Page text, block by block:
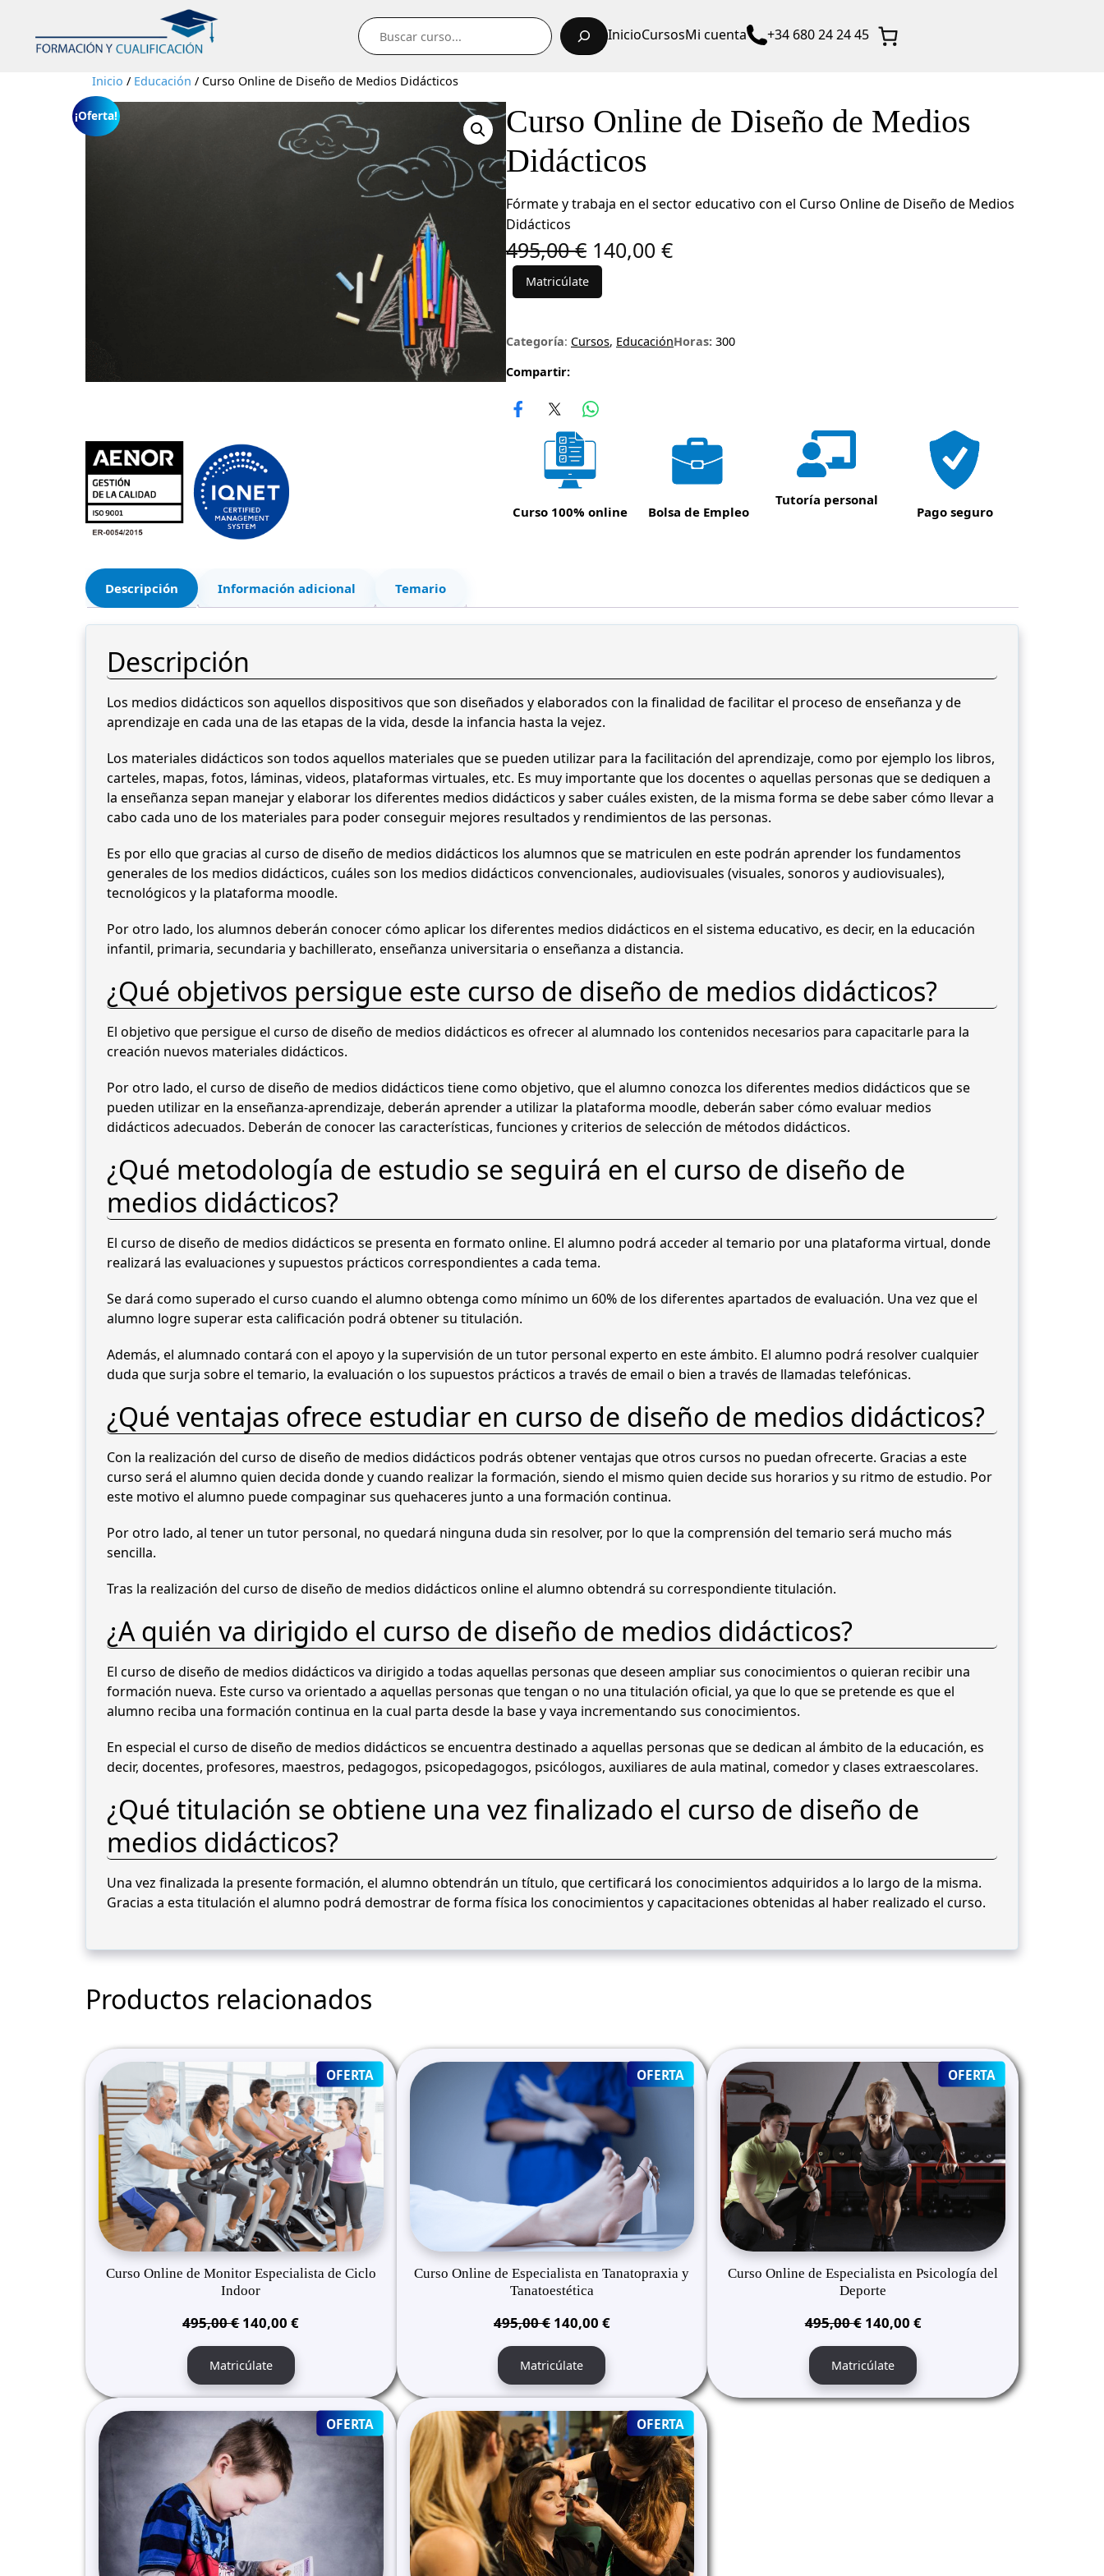
Buscar
InicioCursosMi cuenta +34 680 24 24 45
Inicio / Educación / Curso Online de Diseño de Medios Didácticos
¡Oferta!
Curso Online de Diseño de Medios
Didácticos
Fórmate y trabaja en el sector educativo con el Curso Online de Diseño de Medios
Didácticos
495,00€ E
r
c
r
i
a
l
e
r
a
:
4
9
,
0
0
.
140,00 €E
r
o
a
c
a
e
s
1
4
0
,
0
€
.
C
s
o
e
ñ
e
M
e
i
o
s
D
d
á
t
s
a
i
d
a
Matricúlate
Categoría: Cursos, EducaciónHoras: 300
Compartir:
Curso 100% online Bolsa de Empleo
Tutoría personal
Pago seguro
Descripción Información adicional Temario
Descripción
Los medios didácticos son aquellos dispositivos que son diseñados y elaborados con la finalidad de facilitar el proceso de enseñanza y de
aprendizaje en cada una de las etapas de la vida, desde la infancia hasta la vejez.
Los materiales didácticos son todos aquellos materiales que se pueden utilizar para la facilitación del aprendizaje, como por ejemplo los libros,
carteles, mapas, fotos, láminas, videos, plataformas virtuales, etc. Es muy importante que los docentes o aquellas personas que se dediquen a
la enseñanza sepan manejar y elaborar los diferentes medios didácticos y saber cuáles existen, de la misma forma se debe saber cómo llevar a
cabo cada uno de los materiales para poder conseguir mejores resultados y rendimientos de las personas.
Es por ello que gracias al curso de diseño de medios didácticos los alumnos que se matriculen en este podrán aprender los fundamentos
generales de los medios didácticos, cuáles son los medios didácticos convencionales, audiovisuales (visuales, sonoros y audiovisuales),
tecnológicos y la plataforma moodle.
Por otro lado, los alumnos deberán conocer cómo aplicar los diferentes medios didácticos en el sistema educativo, es decir, en la educación
infantil, primaria, secundaria y bachillerato, enseñanza universitaria o enseñanza a distancia.
¿Qué objetivos persigue este curso de diseño de medios didácticos?
El objetivo que persigue el curso de diseño de medios didácticos es ofrecer al alumnado los contenidos necesarios para capacitarle para la
creación nuevos materiales didácticos.
Por otro lado, el curso de diseño de medios didácticos tiene como objetivo, que el alumno conozca los diferentes medios didácticos que se
pueden utilizar en la enseñanza-aprendizaje, deberán aprender a utilizar la plataforma moodle, deberán saber cómo evaluar medios
didácticos adecuados. Deberán de conocer las características, funciones y criterios de selección de métodos didácticos.
¿Qué metodología de estudio se seguirá en el curso de diseño de
medios didácticos?
El curso de diseño de medios didácticos se presenta en formato online. El alumno podrá acceder al temario por una plataforma virtual, donde
realizará las evaluaciones y supuestos prácticos correspondientes a cada tema.
Se dará como superado el curso cuando el alumno obtenga como mínimo un 60% de los diferentes apartados de evaluación. Una vez que el
alumno logre superar esta calificación podrá obtener su titulación.
Además, el alumnado contará con el apoyo y la supervisión de un tutor personal experto en este ámbito. El alumno podrá resolver cualquier
duda que surja sobre el temario, la evaluación o los supuestos prácticos a través de email o bien a través de llamadas telefónicas.
¿Qué ventajas ofrece estudiar en curso de diseño de medios didácticos?
Con la realización del curso de diseño de medios didácticos podrás obtener ventajas que otros cursos no puedan ofrecerte. Gracias a este
curso será el alumno quien decida donde y cuando realizar la formación, siendo el mismo quien decide sus horarios y su ritmo de estudio. Por
este motivo el alumno puede compaginar sus quehaceres junto a una formación continua.
Por otro lado, al tener un tutor personal, no quedará ninguna duda sin resolver, por lo que la comprensión del temario será mucho más
sencilla.
Tras la realización del curso de diseño de medios didácticos online el alumno obtendrá su correspondiente titulación.
¿A quién va dirigido el curso de diseño de medios didácticos?
El curso de diseño de medios didácticos va dirigido a todas aquellas personas que deseen ampliar sus conocimientos o quieran recibir una
formación nueva. Este curso va orientado a aquellas personas que tengan o no una titulación oficial, ya que lo que se pretende es que el
alumno reciba una formación continua en la cual parta desde la base y vaya incrementando sus conocimientos.
En especial el curso de diseño de medios didácticos se encuentra destinado a aquellas personas que se dedican al ámbito de la educación, es
decir, docentes, profesores, maestros, pedagogos, psicopedagogos, psicólogos, auxiliares de aula matinal, comedor y clases extraescolares.
¿Qué titulación se obtiene una vez finalizado el curso de diseño de
medios didácticos?
Una vez finalizada la presente formación, el alumno obtendrán un título, que certificará los conocimientos adquiridos a lo largo de la misma.
Gracias a esta titulación el alumno podrá demostrar de forma física los conocimientos y capacitaciones obtenidas al haber realizado el curso.
Productos relacionados
OFERTAPRODUCT
ON
SALE
Curso Online de Monitor Especialista de Ciclo
Indoor
495,00€ El
precio
original
era:
495,00 €.
140,00€El
140,00 €.
Matricúlate
OFERTA PRODUCT
ON
Curso Online de Especialista en Tanatopraxia y
Tanatoestética
495,00€ El
precio
original
era:
495,00 €.
140,00 €El
140,00 €.
Matricúlate
OFERTA PRODUCT
ON
SALE
Curso Online de Especialista en Psicología del
Deporte
495,00€ El
precio
original
era:
495,00 €.
140,00 €El
140,00 €.
Matricúlate
OFERTAPRODUCT
ON
OFERTA PRODUCT
ON
SALE